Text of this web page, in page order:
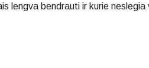
lengva bendrauti ir kurie neslegia